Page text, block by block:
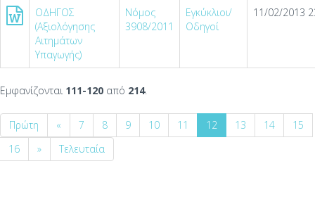
ΟΔΗΓΟΣ
(Αξιολόγησης
Αιτημάτων
Υπαγωγής)
Νόμος
3908/2011
Εγκύκλιοι/
Οδηγοί
11/02/2013
Εμφανίζονται 111-120 από 214.
Πρώτη « 7 8 9 10 11 12 13 14
15
16
» Τελευταία